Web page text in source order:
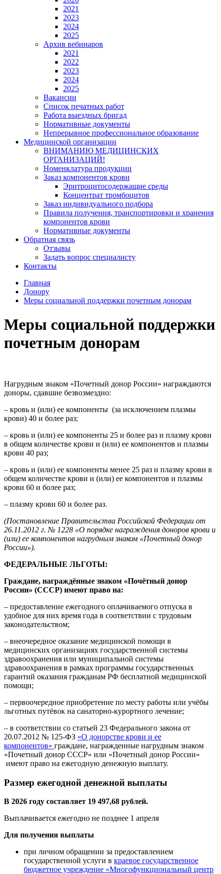
2021
2023
2024
2025
Архив вебинаров
2021
2022
2023
2024
2025
Вакансии
Список печатных работ
Работа выездных бригад
Нормативные документы
Непрерывное профессиональное образование
Медицинской организации
ВНИМАНИЮ МЕДИЦИНСКИХ
ОРГАНИЗАЦИЙ!
Номенклатура продукции
Заказ компонентов крови
Эритроцитосодержащие среды
Концентрат тромбоцитов
Заказ индивидуального подбора
Правила получения, транспортировки и хранения
компонентов крови
Нормативные документы
Обратная связь
Отзывы
Задать вопрос специалисту
Контакты
Главная
Донору
Меры социальной поддержки почетным донорам
Меры социальной поддержки
почетным донорам
Нагрудным знаком «Почетный донор России» награждаются
доноры, сдавшие безвозмездно:
– кровь и (или) ее компоненты (за исключением плазмы
крови) 40 и более раз;
– кровь и (или) ее компоненты 25 и более раз и плазму крови
в общем количестве крови и (или) ее компонентов и плазмы
крови 40 раз;
– кровь и (или) ее компоненты менее 25 раз и плазму крови в
общем количестве крови и (или) ее компонентов и плазмы
крови 60 и более раз;
– плазму крови 60 и более раз.
(Постановление Правительства Российской Федерации от
26.11.2012 г. № 1228 «О порядке награждения доноров крови и
(или) ее компонентов нагрудным знаком «Почетный донор
России»).
ФЕДЕРАЛЬНЫЕ ЛЬГОТЫ:
Граждане, награждённые знаком «Почётный донор
России» (СССР) имеют право на:
– предоставление ежегодного оплачиваемого отпуска в
удобное для них время года в соответствии с трудовым
законодательством;
– внеочередное оказание медицинской помощи в
медицинских организациях государственной системы
здравоохранения или муниципальной системы
здравоохранения в рамках программы государственных
гарантий оказания гражданам РФ бесплатной медицинской
помощи;
– первоочередное приобретение по месту работы или учёбы
льготных путёвок на санаторно-курортного лечение;
– в соответствии со статьей 23 Федерального закона от
20.07.2012 № 125-ФЗ «О донорстве крови и ее
компонентов» граждане, награжденные нагрудным знаком
«Почетный донор СССР» или «Почетный донор России»
имеют право на ежегодную денежную выплату.
Размер ежегодной денежной выплаты
В 2026 году составляет 19 497,68 рублей.
Выплачивается ежегодно не позднее 1 апреля
Для получения выплаты
при личном обращении за предоставлением
государственной услуги в краевое государственное
бюджетное учреждение «Многофункциональный центр